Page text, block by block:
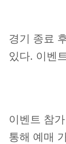
경기 종료
있다. 이벤
이벤트 참
통해 예매